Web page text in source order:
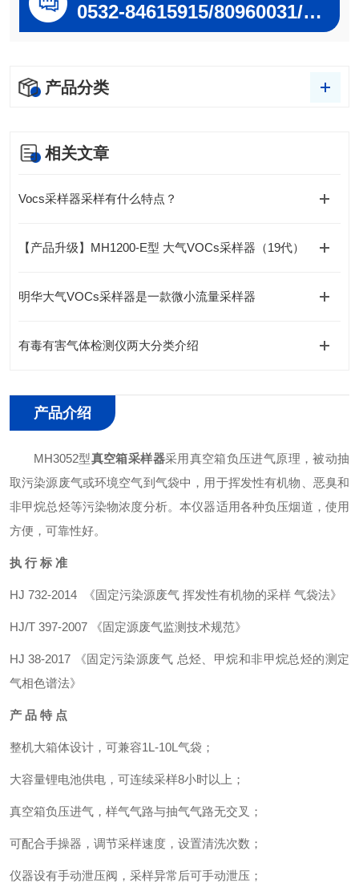
0532-84615915/80960031/80960032
产品分类
相关文章
Vocs采样器采样有什么特点？
【产品升级】MH1200-E型 大气VOCs采样器（19代）
明华大气VOCs采样器是一款微小流量采样器
有毒有害气体检测仪两大分类介绍
产品介绍
MH3052型真空箱采样器采用真空箱负压进气原理，被动抽
取污染源废气或环境空气到气袋中，用于挥发性有机物、恶臭和
非甲烷总烃等污染物浓度分析。本仪器适用各种负压烟道，使用
方便，可靠性好。
执 行 标 准
HJ 732-2014 《固定污染源废气 挥发性有机物的采样 气袋法》
HJ/T 397-2007 《固定源废气监测技术规范》
HJ 38-2017 《固定污染源废气 总烃、甲烷和非甲烷总烃的测定
气相色谱法》
产 品 特 点
整机大箱体设计，可兼容1L-10L气袋；
大容量锂电池供电，可连续采样8小时以上；
真空箱负压进气，样气气路与抽气气路无交叉；
可配合手操器，调节采样速度，设置清洗次数；
仪器设有手动泄压阀，采样异常后可手动泄压；